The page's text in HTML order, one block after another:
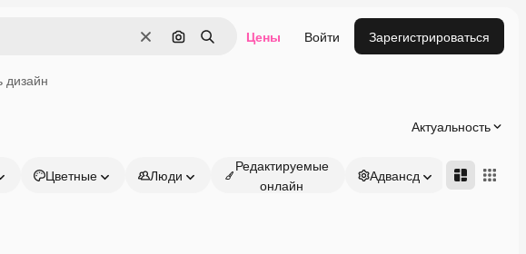
ОчиститьПоиск по изображению
Поиск Цены Войти Зарегистрироваться
дизайн
Актуальность
Цветные Люди
Редактируемые
онлайн
Адвансд